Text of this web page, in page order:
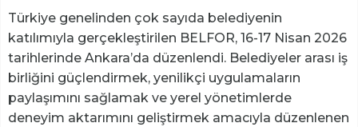
Türkiye genelinden çok sayıda belediyenin
katılımıyla gerçekleştirilen BELFOR, 16-17 Nisan 2026
tarihlerinde Ankara’da düzenlendi. Belediyeler arası iş
birliğini güçlendirmek, yenilikçi uygulamaların
paylaşımını sağlamak ve yerel yönetimlerde
deneyim aktarımını geliştirmek amacıyla düzenlenen